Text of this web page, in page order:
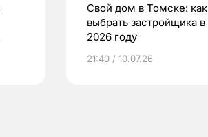
Свой дом в Томске: как
выбрать застройщика в
2026 году
21:40 / 10.07.26